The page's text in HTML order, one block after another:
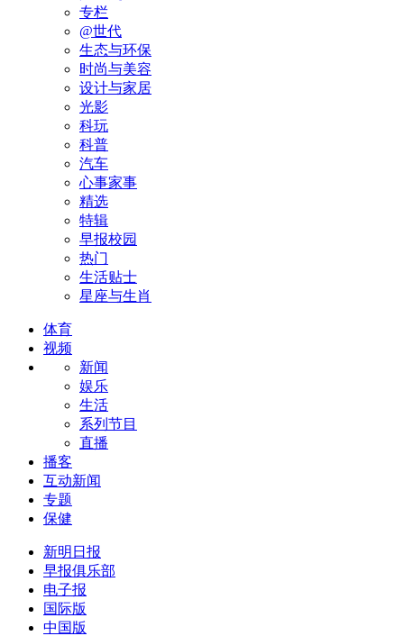
专栏
@世代
生态与环保
时尚与美容
设计与家居
光影
科玩
科普
汽车
心事家事
精选
特辑
早报校园
热门
生活贴士
星座与生肖
体育
视频
新闻
娱乐
生活
系列节目
直播
播客
互动新闻
专题
保健
新明日报
早报俱乐部
电子报
国际版
中国版